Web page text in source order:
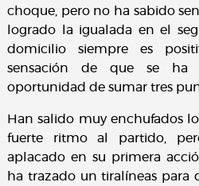
choque, pero no ha sabido
logrado la igualada en el
domicilio siempre es
sensación de que se ha
oportunidad de sumar tres
Han salido muy enchufados
fuerte ritmo al partido,
aplacado en su primera
ha trazado un tiralíneas para